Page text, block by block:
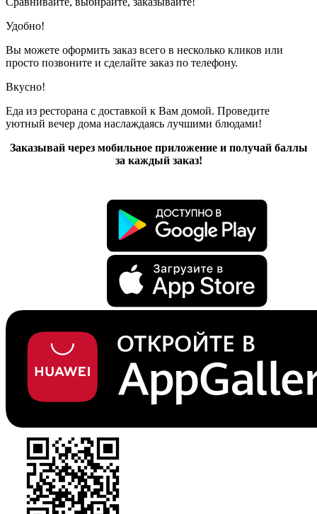
Удобно!
Вы можете оформить заказ всего в несколько кликов или
просто позвоните и сделайте заказ по телефону.
Вкусно!
Еда из ресторана с доставкой к Вам домой. Проведите
уютный вечер дома наслаждаясь лучшими блюдами!
Заказывай через мобильное приложение и получай баллы
за каждый заказ!